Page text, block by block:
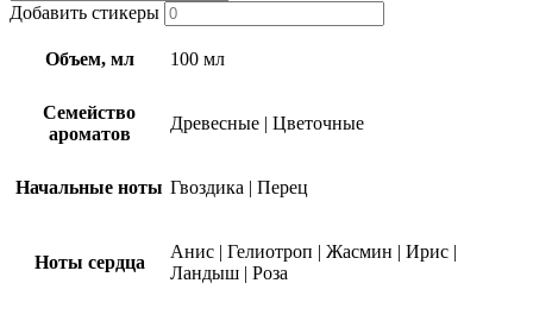
Добавить стикеры
Объем, мл 100 мл
Семейство
ароматов
Древесные | Цветочные
Начальные ноты Гвоздика | Перец
Ноты сердца
Анис | Гелиотроп | Жасмин | Ирис |
Ландыш | Роза